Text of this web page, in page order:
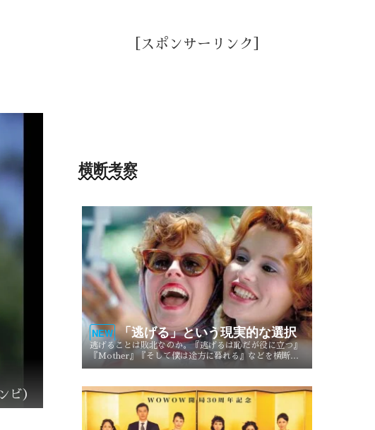
ビ）
［スポンサーリンク］
横断考察
NEW 「逃げる」という現実的な選択
逃げることは敗北なのか。『逃げるは恥だが役に立つ』
『Mother』『そして僕は途方に暮れる』などを横断